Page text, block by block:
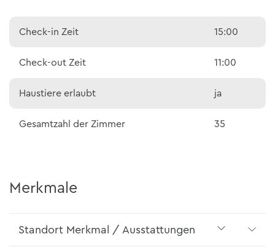
Check-in Zeit 15:00
Check-out Zeit 11:00
Haustiere erlaubt ja
Gesamtzahl der Zimmer 35
Merkmale
Standort Merkmal / Ausstattungen